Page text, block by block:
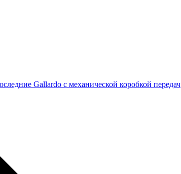
Gallardo с механической коробкой передач